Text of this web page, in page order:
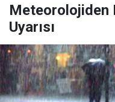
Meteorolojiden
Uyarısı